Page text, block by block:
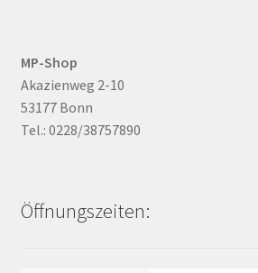
MP-Shop
Akazienweg 2-10
53177 Bonn
Tel.: 0228/38757890
Öffnungszeiten: